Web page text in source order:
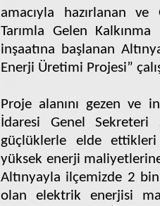
amacıyla hazırlanan ve
Tarımla Gelen
inşaatına başlanan
Enerji Üretimi Projesi”
Proje alanını gezen ve
İdaresi Genel
güçlüklerle elde
yüksek enerji
Altınyayla ilçemizde 2
olan elektrik enerjisi